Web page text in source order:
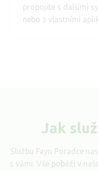
propojíte s dalšími
nebo s vlastními
Jak
Službu Fayn Poradce
s vámi. Vše poběží v